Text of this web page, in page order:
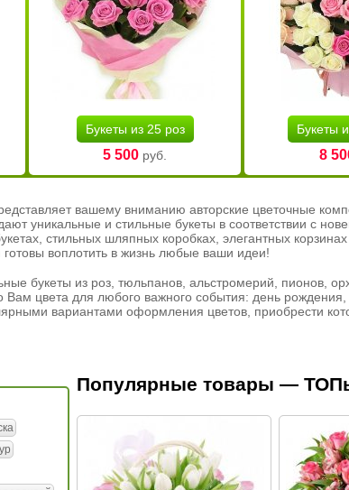
Букеты из 25 роз
5 500 руб.
Букеты
8
вашему вниманию авторские цветочные
уникальные и стильные букеты в соответствии с
стильных шляпных коробках, элегантных
воплотить в жизнь любые ваши идеи!
букеты из роз, тюльпанов, альстромерий, пионов,
Вам цвета для любого важного события: день
вариантами оформления цветов, приобрести
Популярные товары —